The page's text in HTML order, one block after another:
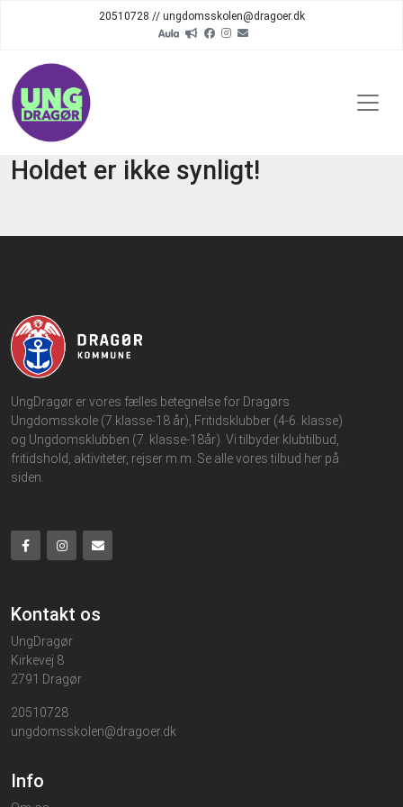
20510728 // ungdomsskolen@dragoer.dk
Holdet er ikke synligt!
UngDragør er vores fælles betegnelse for Dragørs
Ungdomsskole (7.klasse-18 år), Fritidsklubber (4-6. klasse)
og Ungdomsklubben (7. klasse-18år). Vi tilbyder klubtilbud,
fritidshold, aktiviteter, rejser m.m. Se alle vores tilbud her på
siden.
Kontakt os
UngDragør
Kirkevej 8
2791 Dragør
20510728
ungdomsskolen@dragoer.dk
Info